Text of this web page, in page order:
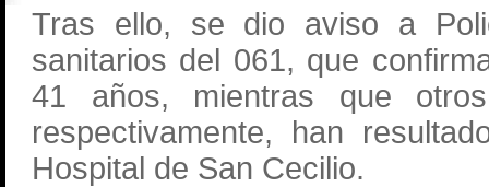
Tras ello, se dio aviso a
sanitarios del 061, que
41 años, mientras que
respectivamente, han
Hospital de San Cecilio.